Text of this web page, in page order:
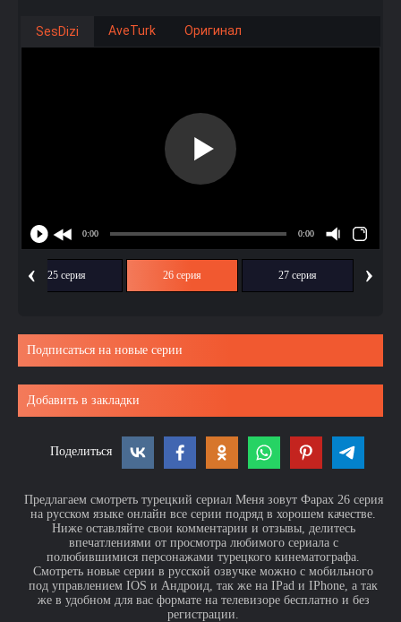
SesDizi AveTurk Оригинал
‹ 25 серия 26 серия 27 серия ›
Подписаться на новые серии
Добавить в закладки
Поделиться
Предлагаем смотреть турецкий сериал Меня зовут Фарах 26 серия
на русском языке онлайн все серии подряд в хорошем качестве.
Ниже оставляйте свои комментарии и отзывы, делитесь
впечатлениями от просмотра любимого сериала с
полюбившимися персонажами турецкого кинематографа.
Смотреть новые серии в русской озвучке можно с мобильного
под управлением IOS и Андроид, так же на IPad и IPhone, а так
же в удобном для вас формате на телевизоре бесплатно и без
регистрации.